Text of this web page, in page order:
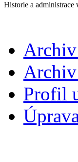
Historie a administrace
Profil